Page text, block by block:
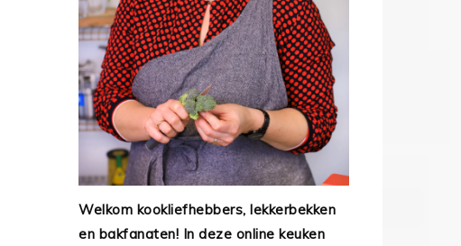
Welkom kookliefhebbers, lekkerbekken
en bakfanaten! In deze online keuken